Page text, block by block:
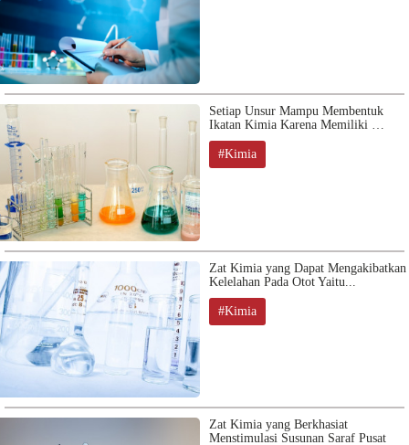
Setiap Unsur Mampu Membentuk
Ikatan Kimia Karena Memiliki …
#Kimia
Zat Kimia yang Dapat Mengakibatkan
Kelelahan Pada Otot Yaitu...
#Kimia
Zat Kimia yang Berkhasiat
Menstimulasi Susunan Saraf Pusat